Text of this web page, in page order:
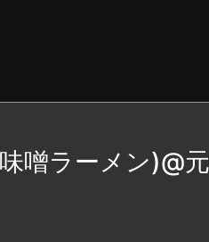
噌ラーメン)@